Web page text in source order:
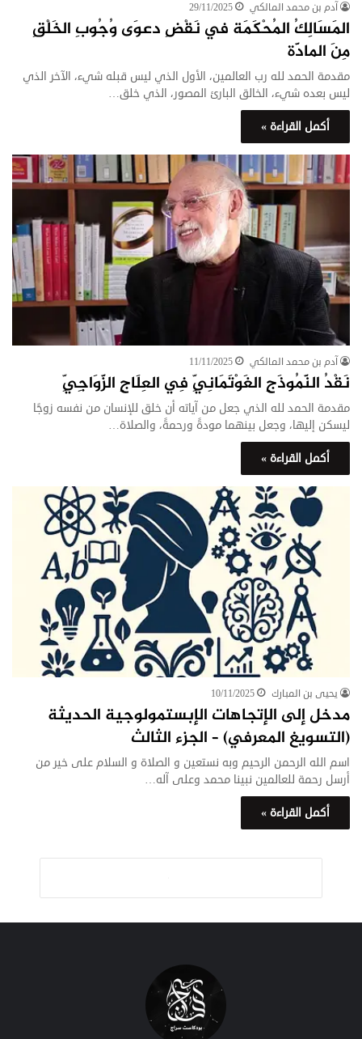
آدم بن محمد المالكي 29/11/2025
المَسَالِكُ المُحْكَمَة في نَقْضِ دعوَى وُجُوبِ الخَلْقِ
مِنَ المادَّة
مقدمة الحمد لله رب العالمين، الأول الذي ليس قبله شيء، الآخر الذي
ليس بعده شيء، الخالق البارئ المصور، الذي خلق…
أكمل القراءة »
آدم بن محمد المالكي 11/11/2025
نَقْدُ النَّمُوذَجِ الغَوْتَمَانِيِّ فِي العِلَاجِ الزَّوَاجِيِّ
مقدمة الحمد لله الذي جعل من آياته أن خلق للإنسان من نفسه زوجًا
ليسكن إليها، وجعل بينهما مودةً ورحمةً، والصلاة…
أكمل القراءة »
يحيى بن المبارك 10/11/2025
مدخل إلى الإتجاهات الإبستمولوجية الحديثة
(التسويغ المعرفي) – الجزء الثالث
اسم الله الرحمن الرحيم وبه نستعين و الصلاة و السلام على خير من
أرسل رحمة للعالمين نبينا محمد وعلى آله…
أكمل القراءة »